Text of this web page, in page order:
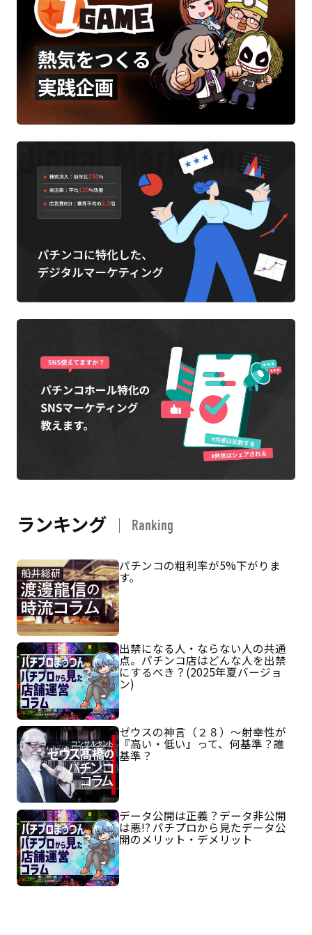
ランキング Ranking
パチンコの粗利率が5%下がりま
す。
出禁になる人・ならない人の共通
点。パチンコ店はどんな人を出禁
にするべき？(2025年夏バージョ
ン)
ゼウスの神言（２８）～射幸性が
『高い・低い』って、何基準？誰
基準？
データ公開は正義？データ非公開
は悪!? パチプロから見たデータ公
開のメリット・デメリット